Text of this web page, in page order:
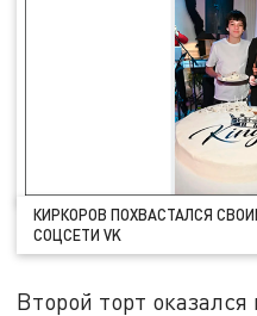
КИРКОРОВ ПОХВАСТАЛСЯ
СОЦСЕТИ VK
Второй торт